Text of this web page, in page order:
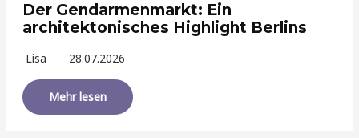
Der Gendarmenmarkt: Ein
architektonisches Highlight Berlins
Lisa 28.07.2026
Mehr lesen